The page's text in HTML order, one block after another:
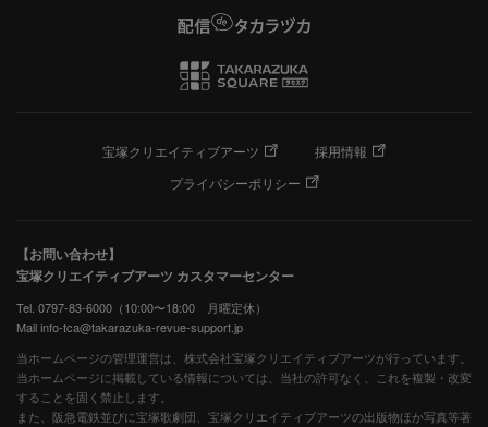
宝塚クリエイティブアーツ
採用情報
プライバシーポリシー
【お問い合わせ】
宝塚クリエイティブアーツ カスタマーセンター
Tel. 0797-83-6000（10:00〜18:00 月曜定休）
Mail info-tca@takarazuka-revue-support.jp
当ホームページの管理運営は、株式会社宝塚クリエイティブアーツが行っています。
当ホームページに掲載している情報については、当社の許可なく、これを複製・改変
することを固く禁止します。
また、阪急電鉄並びに宝塚歌劇団、宝塚クリエイティブアーツの出版物ほか写真等著